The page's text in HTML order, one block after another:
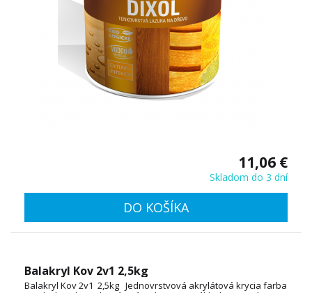
11,06 €
Skladom do 3 dní
DO KOŠÍKA
Balakryl Kov 2v1 2,5kg
Balakryl Kov 2v1 2,5kg Jednovrstvová akrylátová krycia farba